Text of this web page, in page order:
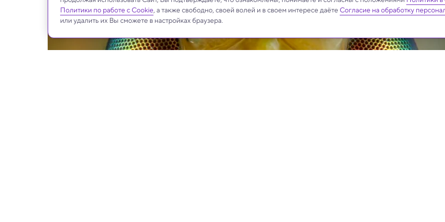
Политики по работе с Cookie, а также свободно, своей волей и в своем интересе даёте Согласие на обработку
или удалить их Вы сможете в настройках браузера.